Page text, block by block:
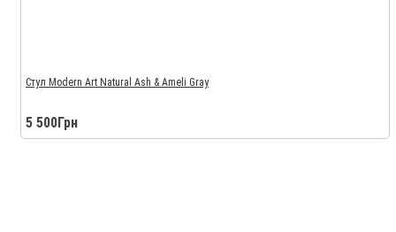
Стул Modern Art Natural Ash & Ameli Gray
5 500Грн